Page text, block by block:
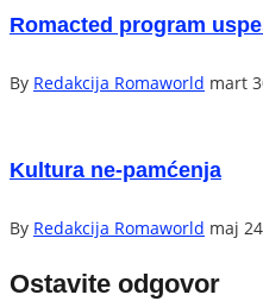
Romacted program
By Redakcija Romaworld mart
Kultura ne-pamćenja
By Redakcija Romaworld maj
Ostavite odgovor